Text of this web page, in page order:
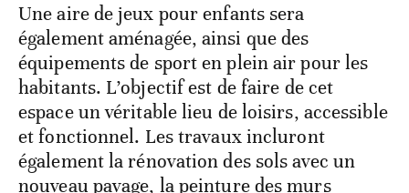
Une aire de jeux pour enfants sera
également aménagée, ainsi que des
équipements de sport en plein air pour les
habitants. L’objectif est de faire de cet
espace un véritable lieu de loisirs, accessible
et fonctionnel. Les travaux incluront
également la rénovation des sols avec un
nouveau pavage, la peinture des murs